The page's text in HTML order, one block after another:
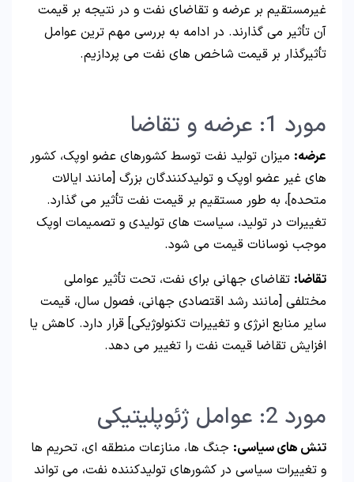
غیرمستقیم بر عرضه و تقاضای نفت و در نتیجه بر قیمت
آن تأثیر می گذارند. در ادامه به بررسی مهم ترین عوامل
تأثیرگذار بر قیمت شاخص های نفت می پردازیم.
مورد 1: عرضه و تقاضا
عرضه: میزان تولید نفت توسط کشورهای عضو اوپک، کشور
های غیر عضو اوپک و تولیدکنندگان بزرگ [مانند ایالات
متحده]، به طور مستقیم بر قیمت نفت تأثیر می گذارد.
تغییرات در تولید، سیاست های تولیدی و تصمیمات اوپک
موجب نوسانات قیمت می شود.
تقاضا: تقاضای جهانی برای نفت، تحت تأثیر عواملی
مختلفی [مانند رشد اقتصادی جهانی، فصول سال، قیمت
سایر منابع انرژی و تغییرات تکنولوژیکی] قرار دارد. کاهش یا
افزایش تقاضا قیمت نفت را تغییر می دهد.
مورد 2: عوامل ژئوپلیتیکی
تنش های سیاسی: جنگ ها، منازعات منطقه ای، تحریم ها
و تغییرات سیاسی در کشورهای تولیدکننده نفت، می تواند